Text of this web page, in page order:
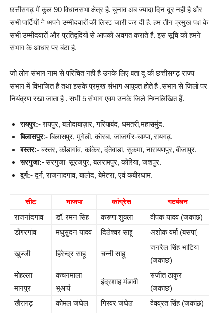
छत्तीसगढ़ में कुल 90 विधानसभा क्षेत्र है. चुनाव अब ज्यादा दिन दूर नही है और
सभी पार्टियों ने अपने उम्मीदवारों की लिस्ट जारी कर दी है. हम तीन प्रमुख पक्ष के
सभी उम्मीदवारों और प्रतिद्वंदियों से आपको अवगत कराते है. इस सूचि को हमने
संभाग के आधार पर बंटा है.
जो लोग संभाग नाम से परिचित नही है उनके लिए बता दू की छत्तीसगढ़ राज्य
संभाग में विभाजित है तथा इसके प्रमुख संभाग आयुक्त होते है ,संभाग से जिलों पर
नियंत्रण रखा जाता है . सभी 5 संभाग एवम उनके जिले निम्नलिखित हैं.
रायपुर:-रायपुर, बलोदाबाज़ार, गरियाबंद, धमतरी,महासमुंद.
बिलासपुर:-बिलासपुर, मुंगेली, कोरबा, जांजगीर-चाम्पा, रायगढ़.
बस्तर:-बस्तर, कोंडागांव, कांकेर, दंतेवाडा, सुकमा, नारायणपुर, बीजापुर.
सरगुजा:-सरगुजा, सूरजपुर, बलरामपुर, कोरिया, जशपुर.
दुर्ग:-दुर्ग, राजनांदगांव, बालोद, बेमेतरा, एवं कबीरधाम.
सीट भाजपा कांग्रेस
गठबंधन
राजनांदगांव
डॉ. रमन सिंह करुणा शुक्ला
दीपक यादव (जकांछ)
डोंगरगांव
मधुसुदन यादव दिलेश्वर साहू अशोक वर्मा (बसपा)
खुज्जी हिरेन्द्र साहू चन्नी साहू
जनरैल सिंह भाटिया
(जकांछ)
मोहल्ला
मानपुर
कंचनमाला
भुआर्य
इंद्रशाह मंडावी
संजीत ठाकुर
(जकांछ)
खैरागढ़
कोमल जंघेल गिरवर जंघेल देवव्रत सिंह (जकांछ)